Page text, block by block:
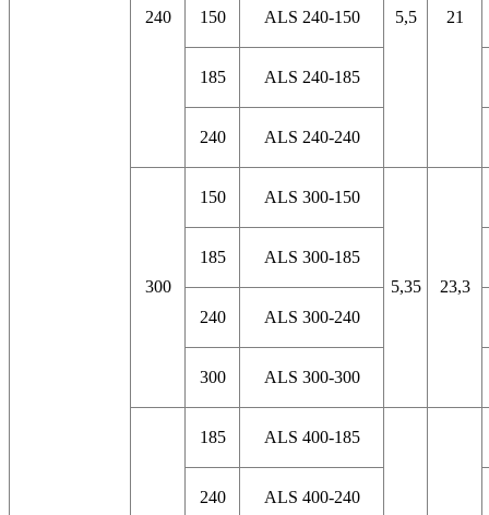
240 5,5 21
150 ALS 240-150
185 ALS 240-185
240 ALS 240-240
300
150 ALS 300-150
5,35 23,3
185 ALS 300-185
240 ALS 300-240
300 ALS 300-300
185 ALS 400-185
240 ALS 400-240